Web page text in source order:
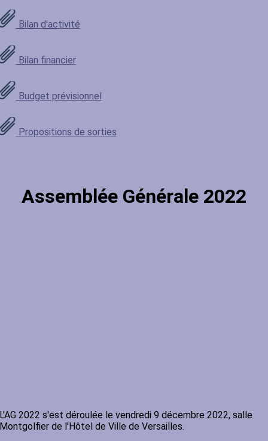
Bilan d'activité
Bilan financier
Budget prévisionnel
Propositions de sorties
Assemblée Générale 2022
2022 s'est déroulée le vendredi 9 décembre 2022, salle
de l'Hôtel de Ville de Versailles.